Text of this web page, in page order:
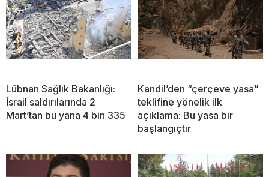
Lübnan Sağlık Bakanlığı:
İsrail saldırılarında 2
Mart’tan bu yana 4 bin 335
Kandil’den “çerçeve yasa”
teklifine yönelik ilk
açıklama: Bu yasa bir
başlangıçtır